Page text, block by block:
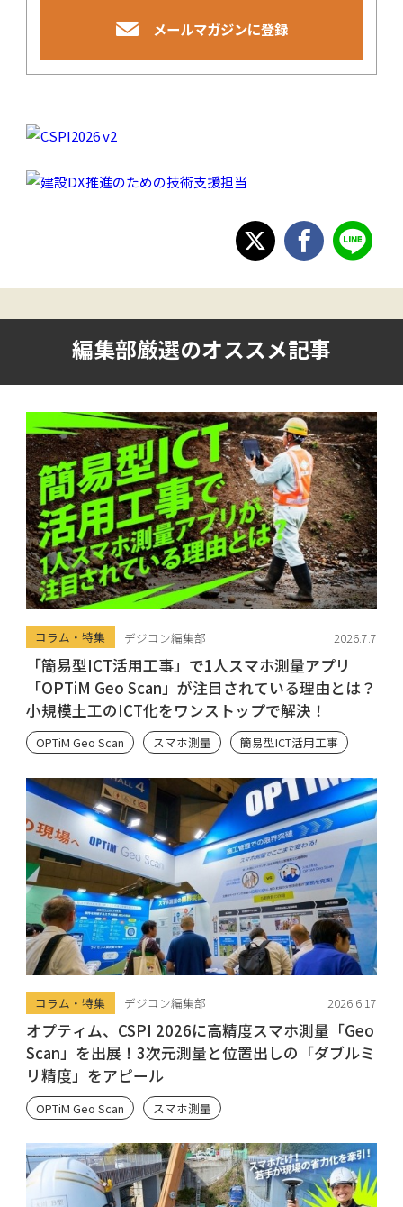
メールマガジンに登録
編集部厳選のオススメ記事
コラム・特集 デジコン編集部 2026.7.7
「簡易型ICT活用工事」で1人スマホ測量アプリ
「OPTiM Geo Scan」が注目されている理由とは？
小規模土工のICT化をワンストップで解決！
OPTiM Geo Scan スマホ測量 簡易型ICT活用工事
コラム・特集 デジコン編集部 2026.6.17
オプティム、CSPI 2026に高精度スマホ測量「Geo
Scan」を出展！3次元測量と位置出しの「ダブルミ
リ精度」をアピール
OPTiM Geo Scan スマホ測量